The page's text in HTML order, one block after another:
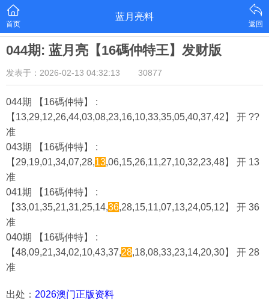
首页
蓝月亮料
返回
044期: 蓝月亮【16碼仲特王】发财版
发表于：2026-02-13 04:32:13 30877
044期 【16碼仲特】 :
【13,29,12,26,44,03,08,23,16,10,33,35,05,40,37,42】 开 ??
准
043期 【16碼仲特】 :
【29,19,01,34,07,28,13,06,15,26,11,27,10,32,23,48】 开 13
准
041期 【16碼仲特】 :
【33,01,35,21,31,25,14,36,28,15,11,07,13,24,05,12】 开 36
准
040期 【16碼仲特】 :
【48,09,21,34,02,10,43,37,28,18,08,33,23,14,20,30】 开 28
准
出处： 2026澳门正版资料